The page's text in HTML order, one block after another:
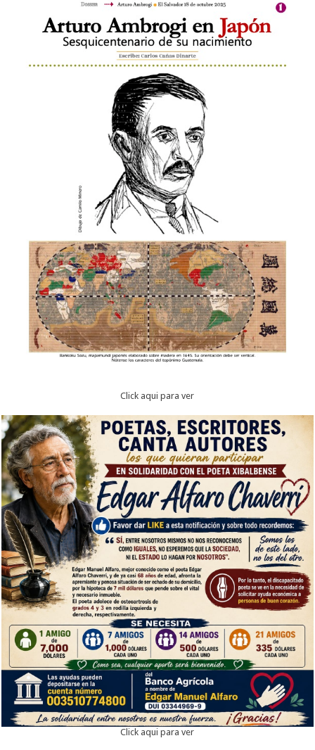
Click aqui para ver
Click aqui para ver